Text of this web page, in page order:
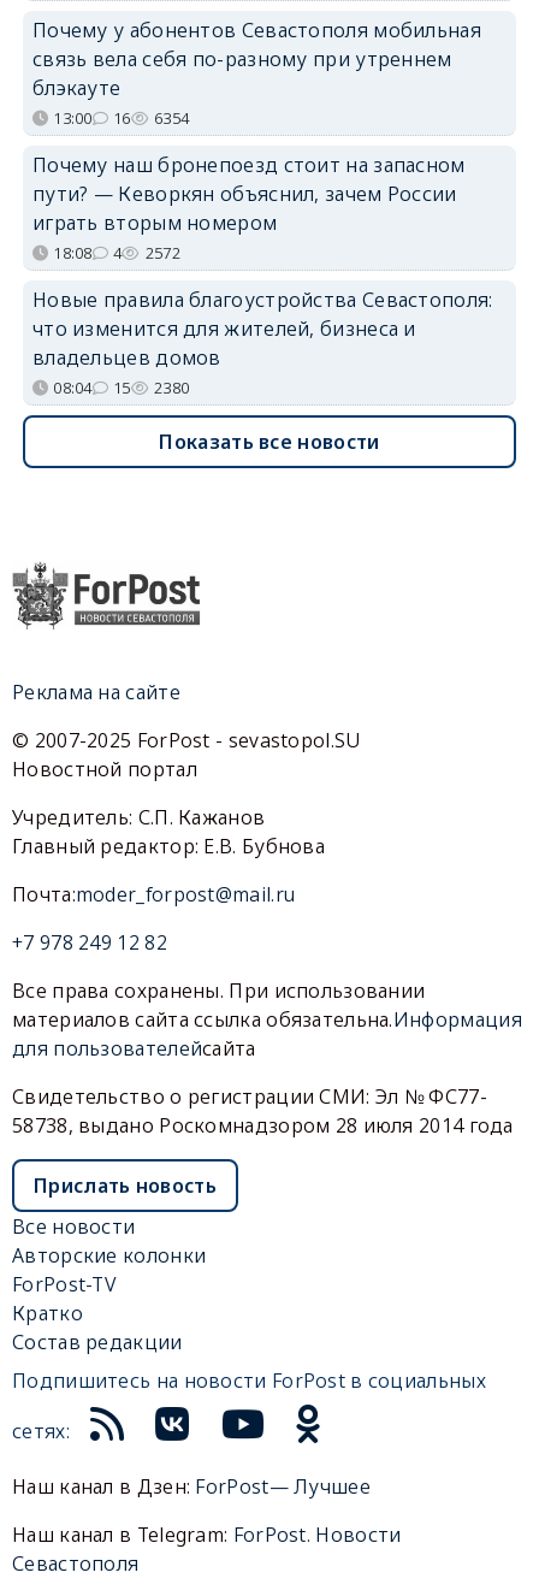
Почему у абонентов Севастополя мобильная
связь вела себя по-разному при утреннем
блэкауте
13:00 16 6354
Почему наш бронепоезд стоит на запасном
пути? — Кеворкян объяснил, зачем России
играть вторым номером
18:08 4 2572
Новые правила благоустройства Севастополя:
что изменится для жителей, бизнеса и
владельцев домов
08:04 15 2380
Показать все новости
Реклама на сайте
© 2007-2025 ForPost - sevastopol.SU
Новостной портал
Учредитель: С.П. Кажанов
Главный редактор: Е.В. Бубнова
Почта:moder_forpost@mail.ru
+7 978 249 12 82
Все права сохранены. При использовании
материалов сайта ссылка обязательна.Информация
для пользователейсайта
Свидетельство о регистрации СМИ: Эл № ФС77-
58738, выдано Роскомнадзором 28 июля 2014 года
Прислать новость
Все новости
Авторские колонки
ForPost-TV
Кратко
Состав редакции
Подпишитесь на новости ForPost в социальных
сетях:
Наш канал в Дзен: ForPost— Лучшее
Наш канал в Telegram: ForPost. Новости
Севастополя